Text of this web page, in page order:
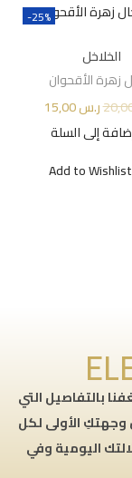
-25%
الخلاخل
زهرة الأقحوان
ر.س15,00
إلى السلة
Add to Wishlist
بالتفاصيل التي
وجهتكِ الأولى لكل
اليومية وفي